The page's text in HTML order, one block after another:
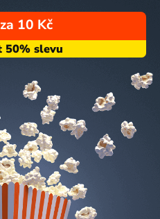
10 Kč